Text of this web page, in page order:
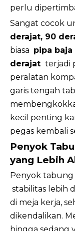
perlu
Sangat cocok
derajat, 90
biasa pipa
derajat terjadi
peralatan
garis tengah
kecil penting
pegas kembali
Penyok
yang Lebih
Penyok
stabilitas lebih
di meja kerja,
dikendalikan.